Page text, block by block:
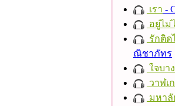
เรา -
อยู่ไม่
รักติด
ณิชาภัทร
ใจบาง
วาฬเ
มหาลั